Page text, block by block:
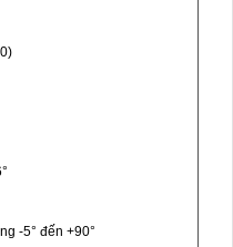
-5° đến +90°